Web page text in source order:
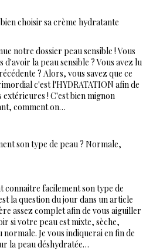
choisir sa crème hydratante
notre dossier peau sensible ! Vous
d'avoir la peau sensible ? Vous avez lu
? Alors, vous savez que ce
c'est l'HYDRATATION afin de
! C'est bien mignon
comment on…
son type de peau ? Normale,
connaitre facilement son type de
la question du jour dans un article
assez complet afin de vous aiguiller
si votre peau est mixte, sèche,
normale. Je vous indiquerai en fin de
la peau déshydratée…